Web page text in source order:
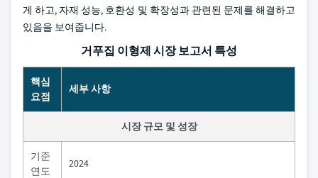
게 하고, 자재 성능, 호환성 및 확장성과 관련된 문제를 해결하고
있음을 보여줍니다.
거푸집 이형제 시장 보고서 특성
핵심
요점
세부 사항
시장 규모 및 성장
기준
연도
2024